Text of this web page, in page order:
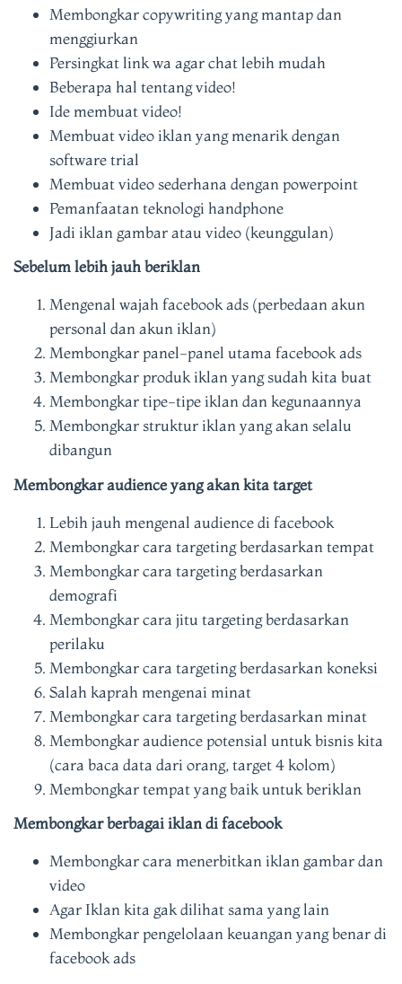
Membongkar copywriting yang mantap dan
menggiurkan
Persingkat link wa agar chat lebih mudah
Beberapa hal tentang video!
Ide membuat video!
Membuat video iklan yang menarik dengan
software trial
Membuat video sederhana dengan powerpoint
Pemanfaatan teknologi handphone
Jadi iklan gambar atau video (keunggulan)
Sebelum lebih jauh beriklan
Mengenal wajah facebook ads (perbedaan akun
personal dan akun iklan)
Membongkar panel-panel utama facebook ads
Membongkar produk iklan yang sudah kita buat
Membongkar tipe-tipe iklan dan kegunaannya
Membongkar struktur iklan yang akan selalu
dibangun
Membongkar audience yang akan kita target
Lebih jauh mengenal audience di facebook
Membongkar cara targeting berdasarkan tempat
Membongkar cara targeting berdasarkan
demografi
Membongkar cara jitu targeting berdasarkan
perilaku
Membongkar cara targeting berdasarkan koneksi
Salah kaprah mengenai minat
Membongkar cara targeting berdasarkan minat
Membongkar audience potensial untuk bisnis kita
(cara baca data dari orang, target 4 kolom)
Membongkar tempat yang baik untuk beriklan
Membongkar berbagai iklan di facebook
Membongkar cara menerbitkan iklan gambar dan
video
Agar Iklan kita gak dilihat sama yang lain
Membongkar pengelolaan keuangan yang benar di
facebook ads